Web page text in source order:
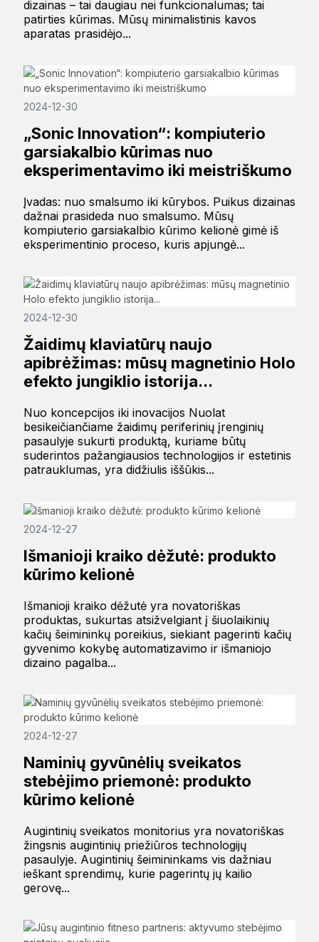
dizainas – tai daugiau nei funkcionalumas; tai
patirties kūrimas. Mūsų minimalistinis kavos
aparatas prasidėjo...
2024-12-30
„Sonic Innovation“: kompiuterio
garsiakalbio kūrimas nuo
eksperimentavimo iki meistriškumo
Įvadas: nuo smalsumo iki kūrybos. Puikus dizainas
dažnai prasideda nuo smalsumo. Mūsų
kompiuterio garsiakalbio kūrimo kelionė gimė iš
eksperimentinio proceso, kuris apjungė...
2024-12-30
Žaidimų klaviatūrų naujo
apibrėžimas: mūsų magnetinio Holo
efekto jungiklio istorija...
Nuo koncepcijos iki inovacijos Nuolat
besikeičiančiame žaidimų periferinių įrenginių
pasaulyje sukurti produktą, kuriame būtų
suderintos pažangiausios technologijos ir estetinis
patrauklumas, yra didžiulis iššūkis...
2024-12-27
Išmanioji kraiko dėžutė: produkto
kūrimo kelionė
Išmanioji kraiko dėžutė yra novatoriškas
produktas, sukurtas atsižvelgiant į šiuolaikinių
kačių šeimininkų poreikius, siekiant pagerinti kačių
gyvenimo kokybę automatizavimo ir išmaniojo
dizaino pagalba...
2024-12-27
Naminių gyvūnėlių sveikatos
stebėjimo priemonė: produkto
kūrimo kelionė
Augintinių sveikatos monitorius yra novatoriškas
žingsnis augintinių priežiūros technologijų
pasaulyje. Augintinių šeimininkams vis dažniau
ieškant sprendimų, kurie pagerintų jų kailio
gerovę...